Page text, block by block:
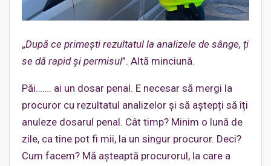
„După ce primești rezultatul la analizele de sânge, ți
se dă rapid și permisul”. Altă minciună.
Păi……. ai un dosar penal. E necesar să mergi la
procuror cu rezultatul analizelor și să aștepți să îți
anuleze dosarul penal. Cât timp? Minim o lună de
zile, ca tine pot fi mii, la un singur procuror. Deci?
Cum facem? Mă așteaptă procurorul, la care a